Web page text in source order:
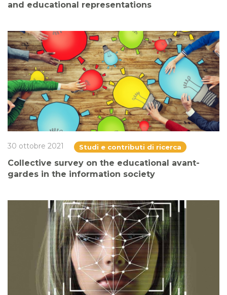
and educational representations
30 ottobre 2021 Studi e contributi di ricerca
Collective survey on the educational avant-
gardes in the information society